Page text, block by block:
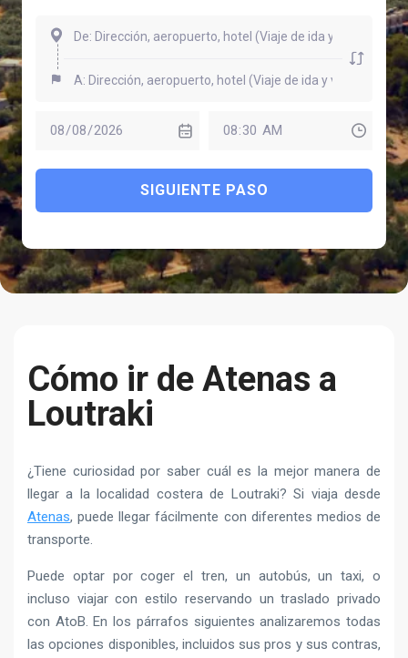
SIGUIENTE PASO
Cómo ir de Atenas a
Loutraki
¿Tiene curiosidad por saber cuál es la mejor manera de
llegar a la localidad costera de Loutraki? Si viaja desde
Atenas, puede llegar fácilmente con diferentes medios de
transporte.
Puede optar por coger el tren, un autobús, un taxi, o
incluso viajar con estilo reservando un traslado privado
con AtoB. En los párrafos siguientes analizaremos todas
las opciones disponibles, incluidos sus pros y sus contras,